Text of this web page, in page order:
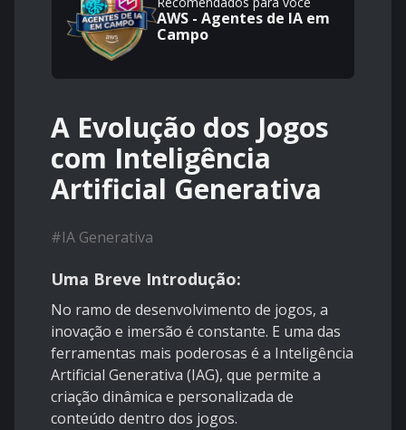
AWS - Agentes de IA em
Campo
A Evolução dos Jogos
com Inteligência
Artificial Generativa
#IA Generativa
Uma Breve Introdução:
No ramo de desenvolvimento de jogos, a
inovação e imersão é constante. E uma das
ferramentas mais poderosas é a Inteligência
Artificial Generativa (IAG), que permite a
criação dinâmica e personalizada de
conteúdo dentro dos jogos.